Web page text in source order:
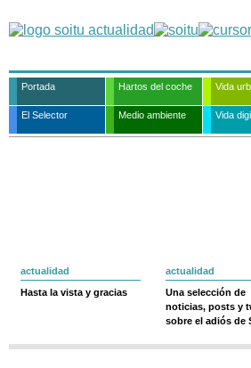
Portada Hartos del coche Vida
El Selector Medio ambiente Vida
actualidad
Hasta la vista y gracias
actualidad
Una selección de
noticias, posts y
sobre el adiós de